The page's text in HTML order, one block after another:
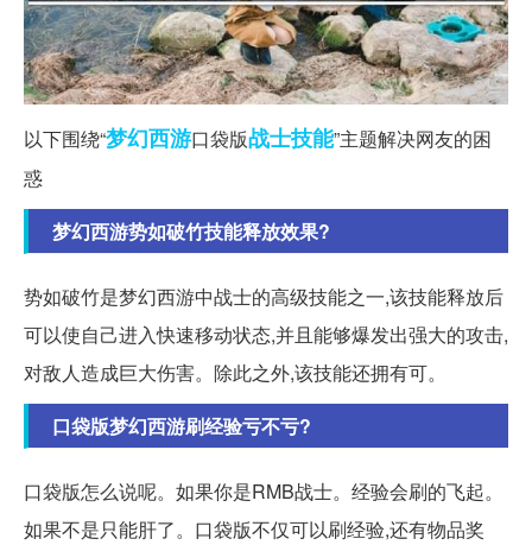
以下围绕“梦幻西游口袋版战士技能”主题解决网友的困
惑
梦幻西游势如破竹技能释放效果?
势如破竹是梦幻西游中战士的高级技能之一,该技能释放后
可以使自己进入快速移动状态,并且能够爆发出强大的攻击,
对敌人造成巨大伤害。除此之外,该技能还拥有可。
口袋版梦幻西游刷经验亏不亏?
口袋版怎么说呢。如果你是RMB战士。经验会刷的飞起。
如果不是只能肝了。口袋版不仅可以刷经验,还有物品奖